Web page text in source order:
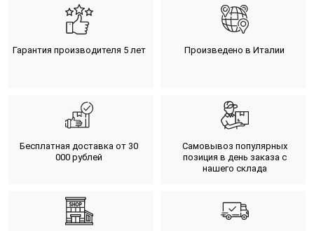
Гарантия производителя 5 лет Произведено в Италии
Бесплатная доставка от 30
000 рублей
Самовывоз популярных
позиция в день заказа с
нашего склада